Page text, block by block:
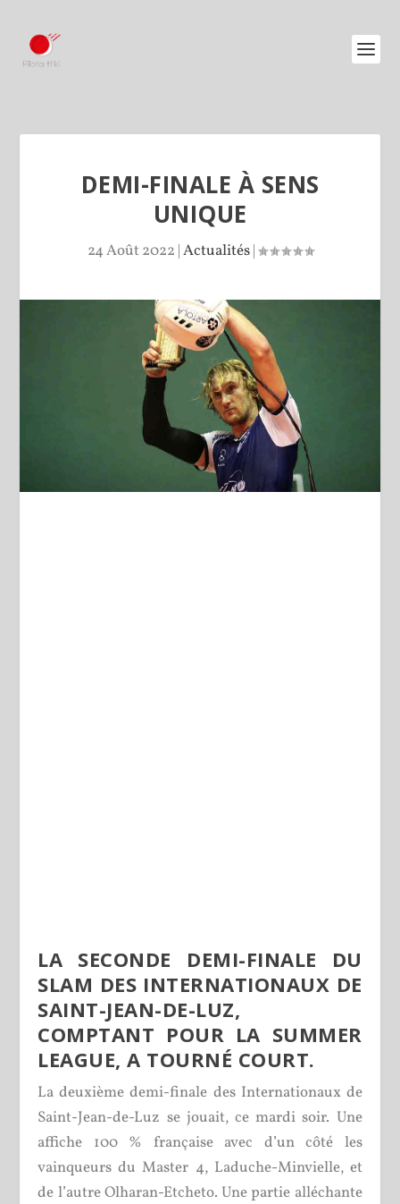
DEMI-FINALE À SENS
UNIQUE
24 Août 2022 |Actualités|
LA SECONDE DEMI-FINALE DU
SLAM DES INTERNATIONAUX DE
SAINT-JEAN-DE-LUZ,
COMPTANT POUR LA SUMMER
LEAGUE, A TOURNÉ COURT.
La deuxième demi-finale des Internationaux de
Saint-Jean-de-Luz se jouait, ce mardi soir. Une
affiche 100 % française avec d’un côté les
vainqueurs du Master 4, Laduche-Minvielle, et
de l’autre Olharan-Etcheto. Une partie alléchante